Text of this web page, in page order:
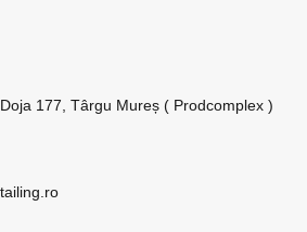
177, Târgu Mureș ( Prodcomplex )